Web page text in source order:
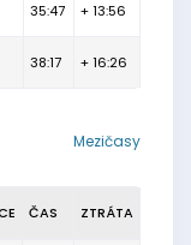
35:47 + 13:56
38:17 + 16:26
Mezičasy
ČAS ZTRÁTA